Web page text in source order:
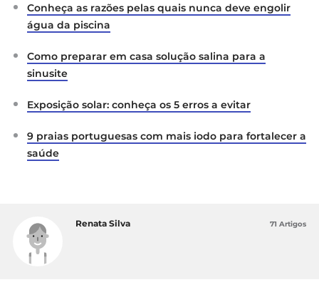
Conheça as razões pelas quais nunca deve engolir
água da piscina
Como preparar em casa solução salina para a
sinusite
Exposição solar: conheça os 5 erros a evitar
9 praias portuguesas com mais iodo para fortalecer a
saúde
Renata Silva 71 Artigos